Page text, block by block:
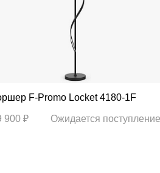
Торшер F-Promo Locket 4180-1F
900 ₽ Ожидается поступление